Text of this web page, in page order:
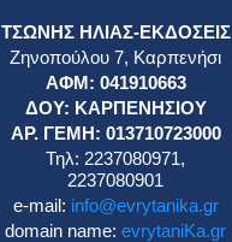
ΤΣΩΝΗΣ ΗΛΙΑΣ-ΕΚΔΟΣΕΙΣ
Ζηνοπούλου 7, Καρπενήσι
ΑΦΜ: 041910663
ΔΟΥ: ΚΑΡΠΕΝΗΣΙΟΥ
ΑΡ. ΓΕΜΗ: 013710723000
Τηλ: 2237080971,
2237080901
e-mail: info@evrytanika.gr
domain name:evrytaniKa.gr